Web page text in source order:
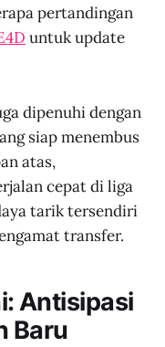
pertandingan
untuk update
dipenuhi dengan
siap menembus
atas,
cepat di liga
tarik tersendiri
transfer.
Antisipasi
Baru